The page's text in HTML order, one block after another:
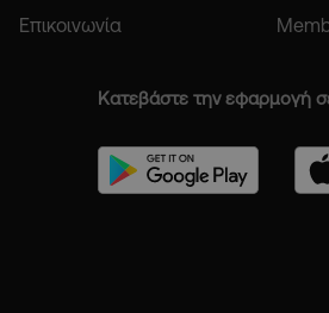
Επικοινωνία
Κατεβάστε την εφαρμογή